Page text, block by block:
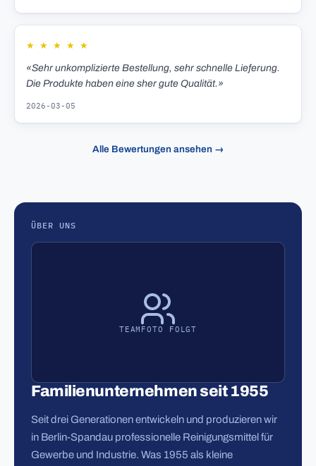
★ ★ ★ ★ ★
«Sehr unkomplizierte Bestellung, sehr schnelle Lieferung.
Die Produkte haben eine sher gute Qualität.»
2026-03-05
Alle Bewertungen ansehen →
ÜBER UNS
TEAMFOTO FOLGT
Familienunternehmen seit 1955
Seit drei Generationen entwickeln und produzieren wir
in Berlin-Spandau professionelle Reinigungsmittel für
Gewerbe und Industrie. Was 1955 als kleine